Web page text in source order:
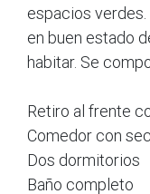
espacios
en buen estado
habitar. Se
Retiro al frente
Comedor con
Dos dormitorios
Baño completo